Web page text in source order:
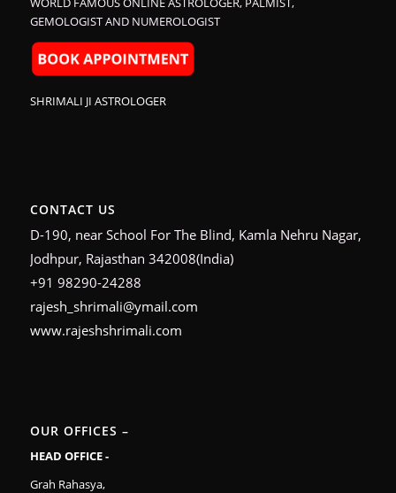
GEMOLOGIST AND NUMEROLOGIST
SHRIMALI JI ASTROLOGER
CONTACT US
D-190, near School For The Blind, Kamla Nehru Nagar,
Jodhpur, Rajasthan 342008(India)
+91 98290-24288
rajesh_shrimali@ymail.com
www.rajeshshrimali.com
OUR OFFICES –
HEAD OFFICE -
Grah Rahasya,